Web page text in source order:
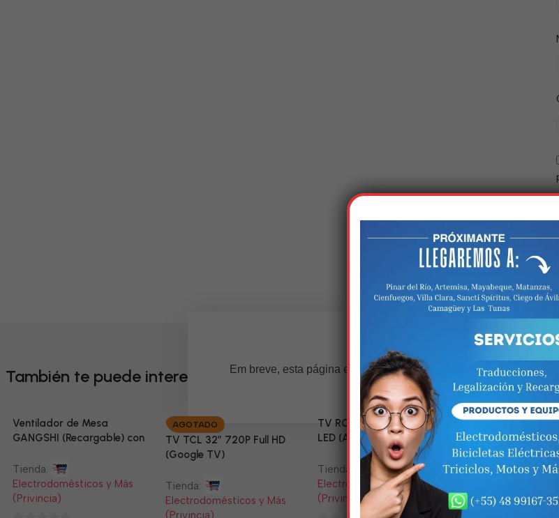
También te puede interesar
Ventilador de Mesa
GANGSHI (Recargable) con
Tienda:
Electrodomésticos y Más
(Privincia)
AGOTADO
TV TCL 32” 720P Full HD
(Google TV)
Tienda:
Electrodomésticos y Más
TV RCA 43” 1080P Full HD
LED (Android Smart TV)
Tienda:
Electrodomésticos y Más
(Privincia)
Triciclo Eléctrico
ZJ150-R) 60V/
1200W
Tienda:
(Privincia)
Estamos trabalhando
Em breve, esta página estará disponível com novidades incríveis.
compreensão.